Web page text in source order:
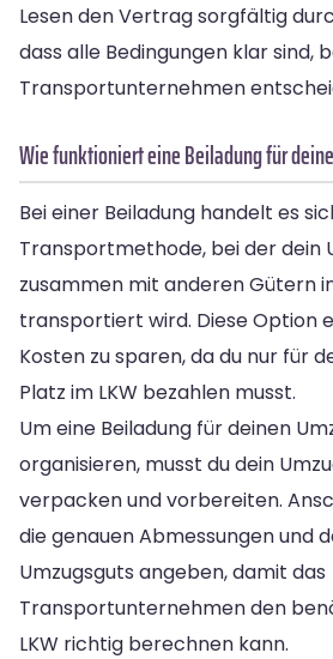
Lesen den Vertrag sorgfältig
dass alle Bedingungen klar sind,
Transportunternehmen
Wie funktioniert eine Beiladung für
Bei einer Beiladung handelt es
Transportmethode, bei der dein
zusammen mit anderen Gütern
transportiert wird. Diese Option
Kosten zu sparen, da du nur für
Platz im LKW bezahlen musst.
Um eine Beiladung für deinen
organisieren, musst du dein
verpacken und vorbereiten.
die genauen Abmessungen und
Umzugsguts angeben, damit das
Transportunternehmen den
LKW richtig berechnen kann.